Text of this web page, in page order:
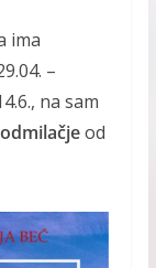
ima
–
na sam
od